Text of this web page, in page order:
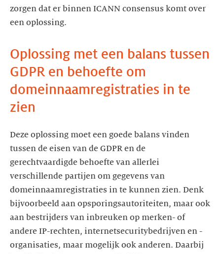
zorgen dat er binnen ICANN consensus komt over
een oplossing.
Oplossing met een balans tussen
GDPR en behoefte om
domeinnaamregistraties in te
zien
Deze oplossing moet een goede balans vinden
tussen de eisen van de GDPR en de
gerechtvaardigde behoefte van allerlei
verschillende partijen om gegevens van
domeinnaamregistraties in te kunnen zien. Denk
bijvoorbeeld aan opsporingsautoriteiten, maar ook
aan bestrijders van inbreuken op merken- of
andere IP-rechten, internetsecuritybedrijven en -
organisaties, maar mogelijk ook anderen. Daarbij